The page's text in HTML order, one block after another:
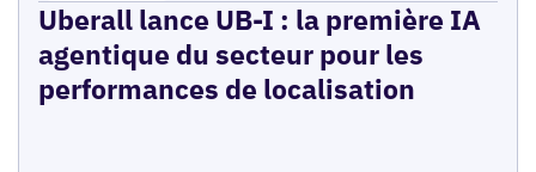
Uberall lance UB-I : la première IA
agentique du secteur pour les
performances de localisation